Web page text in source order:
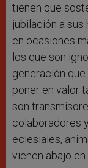
tienen que
jubilación a
en ocasiones
los que son
generación
poner en valor
son
colaboradores
eclesiales,
vienen abajo